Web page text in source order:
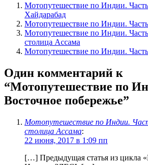
Мотопутешествие по Индии.
Хайдарабад
Мотопутешествие по Индии.
Мотопутешествие по Индии.
столица Ассама
Мотопутешествие по Индии.
Один комментарий к
“Мотопутешествие по
Восточное побережье”
Мотопутешествие по Индии.
столица Ассама:
22 июня, 2017 в 1:09 пп
[…] Предыдущая статья из цикла